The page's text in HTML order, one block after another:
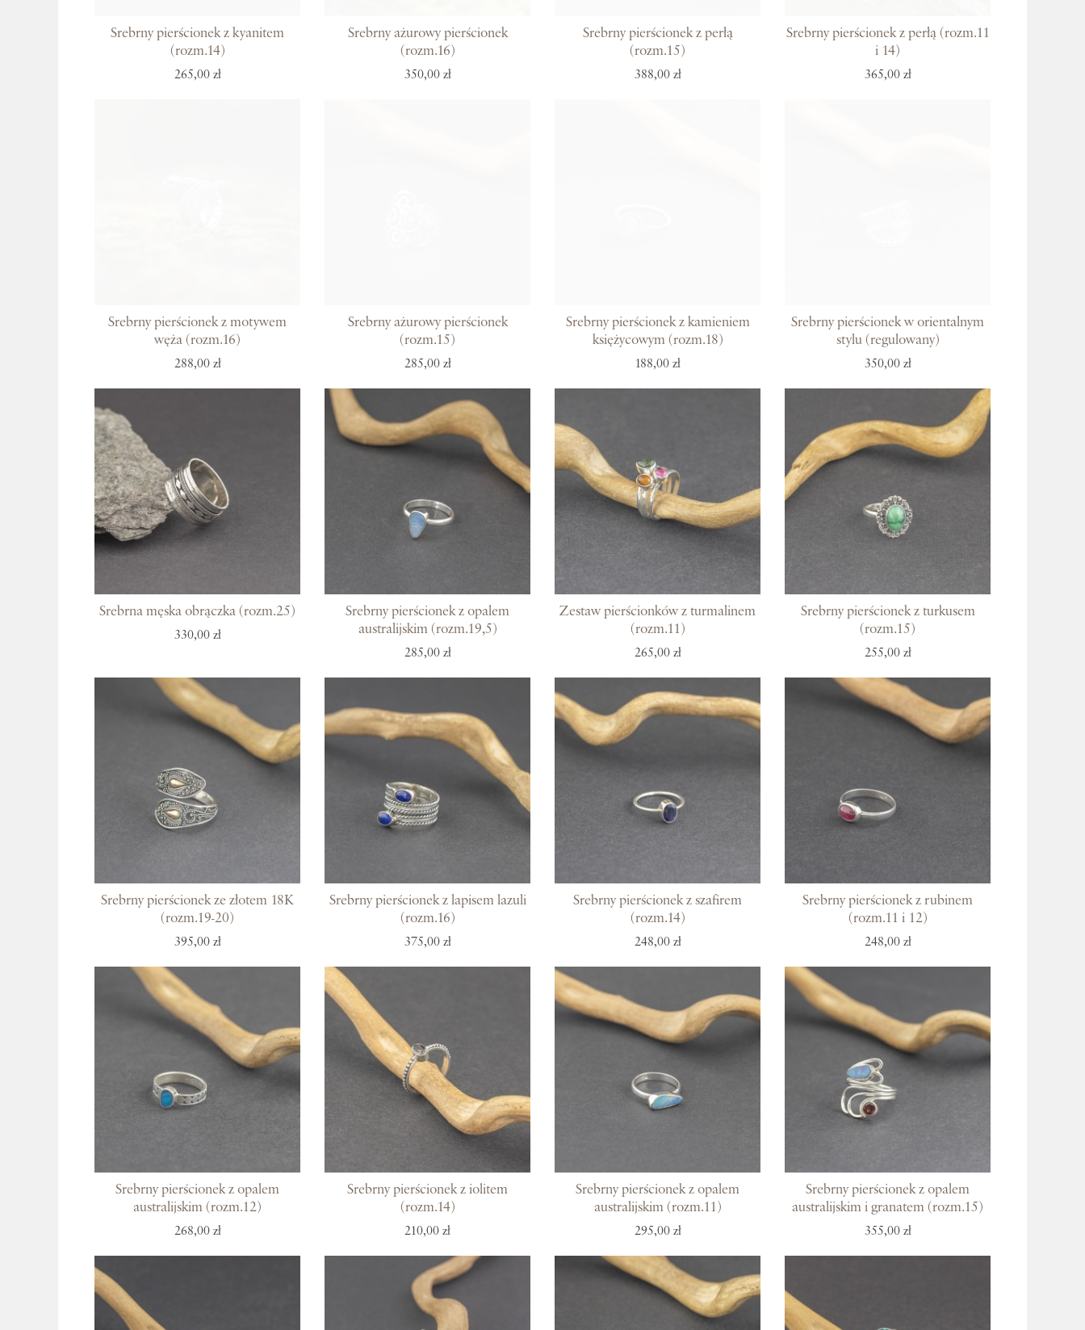
Srebrny pierścionek z kyanitem
(rozm.14)
265,00 zł
Srebrny ażurowy pierścionek
(rozm.16)
350,00 zł
Srebrny pierścionek z perłą
(rozm.15)
388,00 zł
Srebrny pierścionek z perłą (rozm.11
i 14)
365,00 zł
Srebrny pierścionek z motywem
węża (rozm.16)
288,00 zł
Srebrny ażurowy pierścionek
(rozm.15)
285,00 zł
Srebrny pierścionek z kamieniem
księżycowym (rozm.18)
188,00 zł
Srebrny pierścionek w orientalnym
stylu (regulowany)
350,00 zł
Srebrna męska obrączka (rozm.25)
330,00 zł
Srebrny pierścionek z opalem
australijskim (rozm.19,5)
285,00 zł
Zestaw pierścionków z turmalinem
(rozm.11)
265,00 zł
Srebrny pierścionek z turkusem
(rozm.15)
255,00 zł
Srebrny pierścionek ze złotem 18K
(rozm.19-20)
395,00 zł
Srebrny pierścionek z lapisem lazuli
(rozm.16)
375,00 zł
Srebrny pierścionek z szafirem
(rozm.14)
248,00 zł
Srebrny pierścionek z rubinem
(rozm.11 i 12)
248,00 zł
Srebrny pierścionek z opalem
australijskim (rozm.12)
268,00 zł
Srebrny pierścionek z iolitem
(rozm.14)
210,00 zł
Srebrny pierścionek z opalem
australijskim (rozm.11)
295,00 zł
Srebrny pierścionek z opalem
australijskim i granatem (rozm.15)
355,00 zł